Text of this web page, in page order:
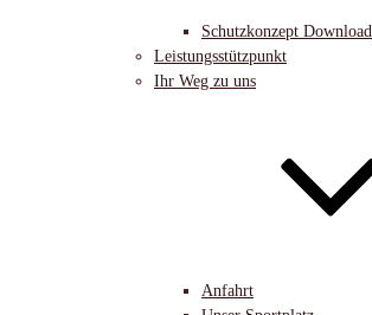
Schutzkonzept Download
Leistungsstützpunkt
Ihr Weg zu uns
Anfahrt